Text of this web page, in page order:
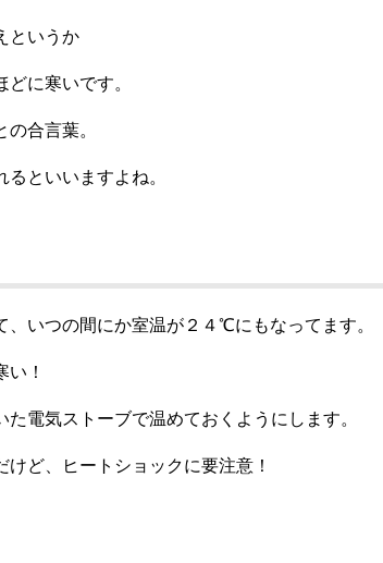
というか
に寒いです。
合言葉。
といいますよね。
いつの間にか室温が２４℃にもなってます。
！
電気ストーブで温めておくようにします。
ど、ヒートショックに要注意！